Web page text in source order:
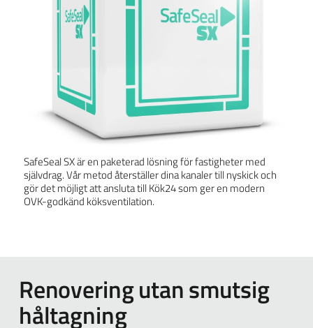
SafeSeal SX är en paketerad lösning för fastigheter med
självdrag. Vår metod återställer dina kanaler till nyskick och
gör det möjligt att ansluta till Kök24 som ger en modern
OVK-godkänd köksventilation.
Renovering utan smutsig
håltagning